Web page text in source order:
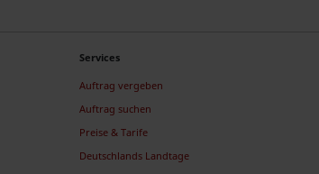
Services
Auftrag vergeben
Auftrag suchen
Preise & Tarife
Deutschlands Landtage